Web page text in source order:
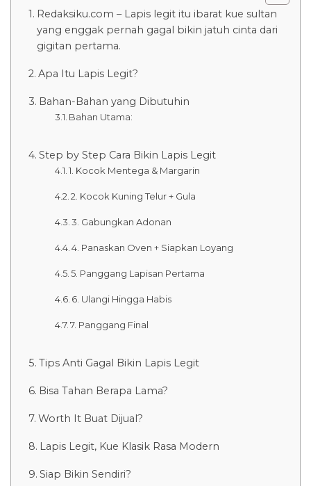
Redaksiku.com – Lapis legit itu ibarat kue sultan
yang enggak pernah gagal bikin jatuh cinta dari
gigitan pertama.
Apa Itu Lapis Legit?
Bahan-Bahan yang Dibutuhin
Bahan Utama:
Step by Step Cara Bikin Lapis Legit
1. Kocok Mentega & Margarin
2. Kocok Kuning Telur + Gula
3. Gabungkan Adonan
4. Panaskan Oven + Siapkan Loyang
5. Panggang Lapisan Pertama
6. Ulangi Hingga Habis
7. Panggang Final
Tips Anti Gagal Bikin Lapis Legit
Bisa Tahan Berapa Lama?
Worth It Buat Dijual?
Lapis Legit, Kue Klasik Rasa Modern
Siap Bikin Sendiri?